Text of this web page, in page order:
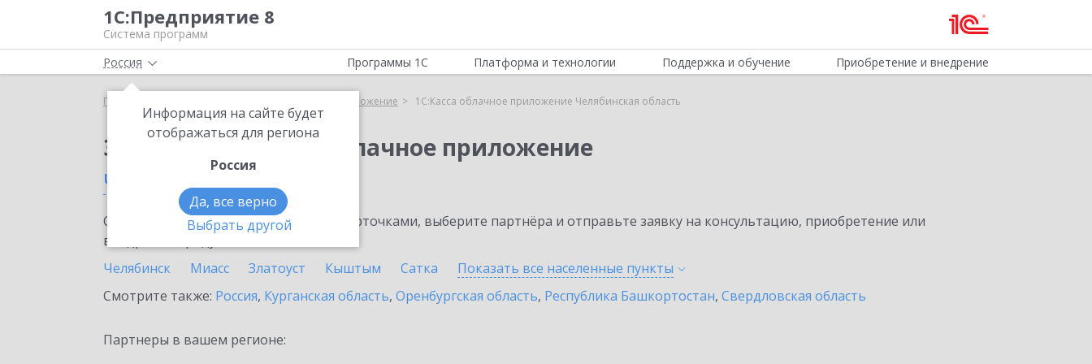
1С:Предприятие 8
Система программ
Россия
Информация на сайте будет
отображаться для региона
Россия
Да, все верно
Выбрать другой
Программы 1С Платформа и технологии Поддержка и обучение Приобретение и внедрение
Главная 1С:Касса облачное приложение 1С:Касса облачное приложение Челябинская область
Заказать 1С:Касса облачное приложение
Челябинская область
Ознакомьтесь с информационными карточками, выберите партнёра и отправьте заявку на консультацию, приобретение или
внедрение продукта.
Челябинск
Миасс Златоуст Кыштым Сатка Показать все населенные пункты
Смотрите также: Россия, Курганская область, Оренбургская область, Республика Башкортостан, Свердловская область
Партнеры в вашем регионе: